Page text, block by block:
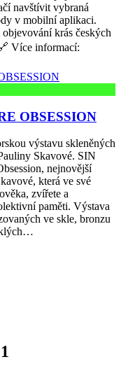
navštívit vybraná
v mobilní aplikaci.
krás českých
Více informací:
OBSESSION
výstavu skleněných
Skavové. SIN
nejnovější
která ve své
zvířete a
paměti. Výstava
ve skle, bronzu